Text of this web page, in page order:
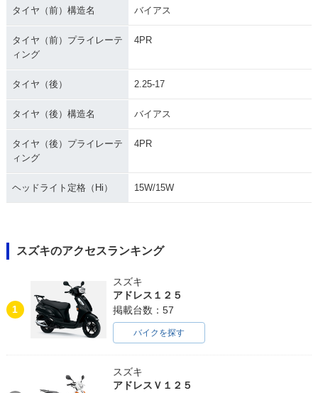
タイヤ（前）構造名 バイアス
タイヤ（前）プライレーテ
ィング
4PR
タイヤ（後） 2.25-17
タイヤ（後）構造名 バイアス
タイヤ（後）プライレーテ
ィング
4PR
ヘッドライト定格（Hi） 15W/15W
スズキのアクセスランキング
1
スズキ
アドレス１２５
掲載台数：57
バイクを探す
スズキ
アドレスＶ１２５